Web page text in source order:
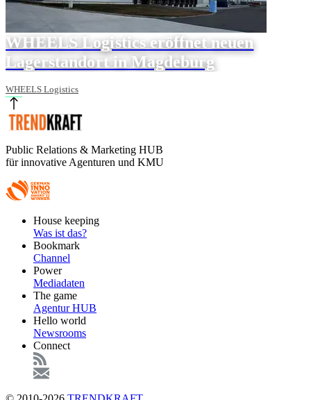
WHEELS Logistics eröffnet neuen
Lagerstandort in Magdeburg
WHEELS Logistics
Public Relations & Marketing HUB
für innovative Agenturen und KMU
FooterHouse keeping
Was ist das?
Bookmark
Channel
Power
Mediadaten
The game
Agentur HUB
Hello world
Newsrooms
Connect